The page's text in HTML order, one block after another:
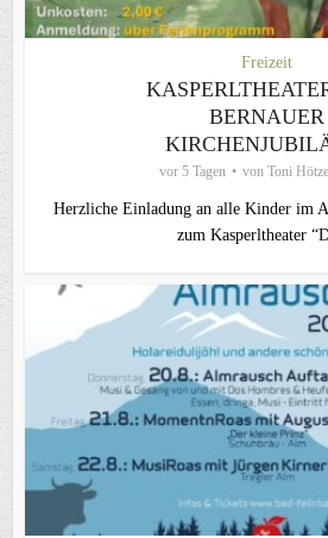
Freizeit
BERNAUER
vor 5 Tagen von Toni
Herzliche Einladung an alle Kinder im
zum Kasperltheater